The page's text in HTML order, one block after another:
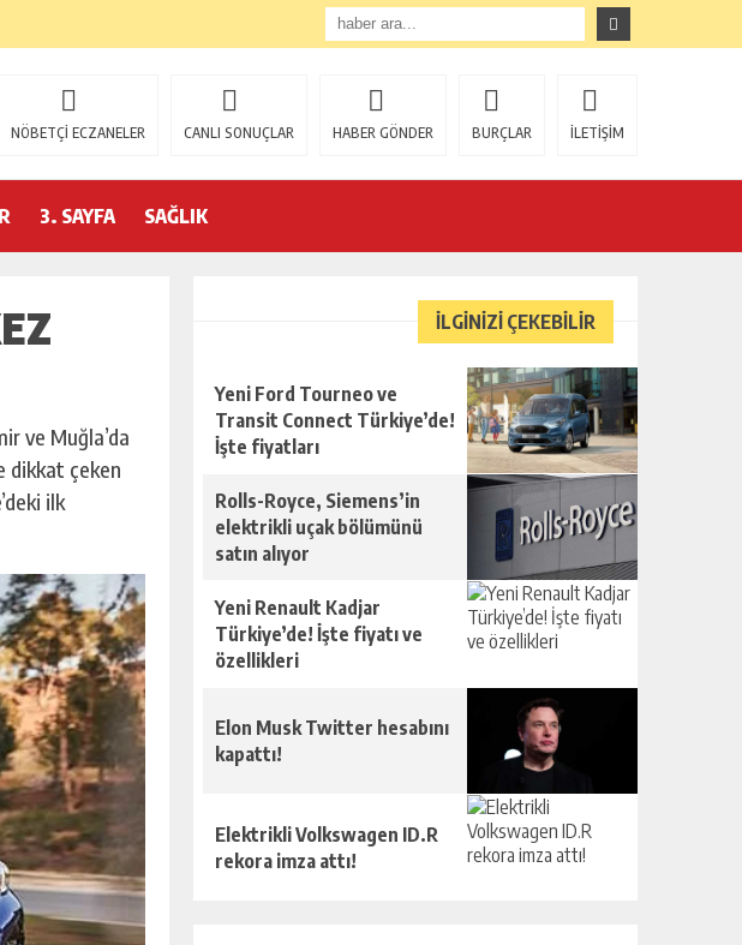
YAYINLADI
‘SAHTE DOKTORA’ ŞOKU!
NÖBETÇİ ECZANELER CANLI SONUÇLAR HABER GÖNDER BURÇLAR İLETİŞİM
3. SAYFA SAĞLIK
ve Muğla’da
dikkat çeken
ilk
İLGİNİZİ ÇEKEBİLİR
Yeni Ford Tourneo ve
Transit Connect Türkiye’de!
İşte fiyatları
Rolls-Royce, Siemens’in
elektrikli uçak bölümünü
satın alıyor
Yeni Renault Kadjar
Türkiye’de! İşte fiyatı ve
özellikleri
Elon Musk Twitter hesabını
kapattı!
Elektrikli Volkswagen ID.R
rekora imza attı!